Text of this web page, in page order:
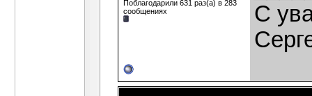
Поблагодарили 631 раз(а) в 283
сообщениях
C